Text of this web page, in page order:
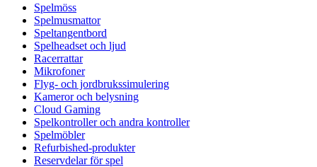
Spelmöss
Spelmusmattor
Speltangentbord
Spelheadset och ljud
Racerrattar
Mikrofoner
Flyg- och jordbrukssimulering
Kameror och belysning
Cloud Gaming
Spelkontroller och andra kontroller
Spelmöbler
Refurbished-produkter
Reservdelar för spel